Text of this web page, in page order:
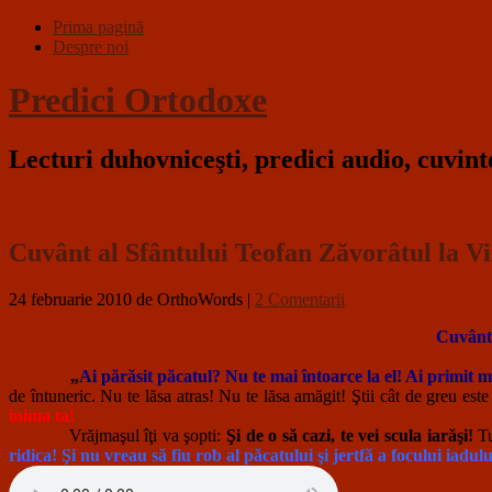
Prima pagină
Despre noi
Predici Ortodoxe
Lecturi duhovniceşti, predici audio,
Cuvânt al Sfântului Teofan Zăvorâtul la
24 februarie 2010 de OrthoWords | 2 Comentarii
„Ai părăsit păcatul? Nu te mai întoarce la el! Ai primit
de întuneric. Nu te lăsa atras! Nu te lăsa amăgit! Ştii cât de greu
inima ta!
Vrăjmaşul îţi va şopti: Şi de o să cazi, te vei scula iarăşi!
ridica! Şi nu vreau să fiu rob al păcatului şi jertfă a focului